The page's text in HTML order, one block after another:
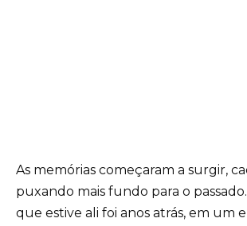
As memórias começaram a surgir,
puxando mais fundo para o
que estive ali foi anos atrás, em um